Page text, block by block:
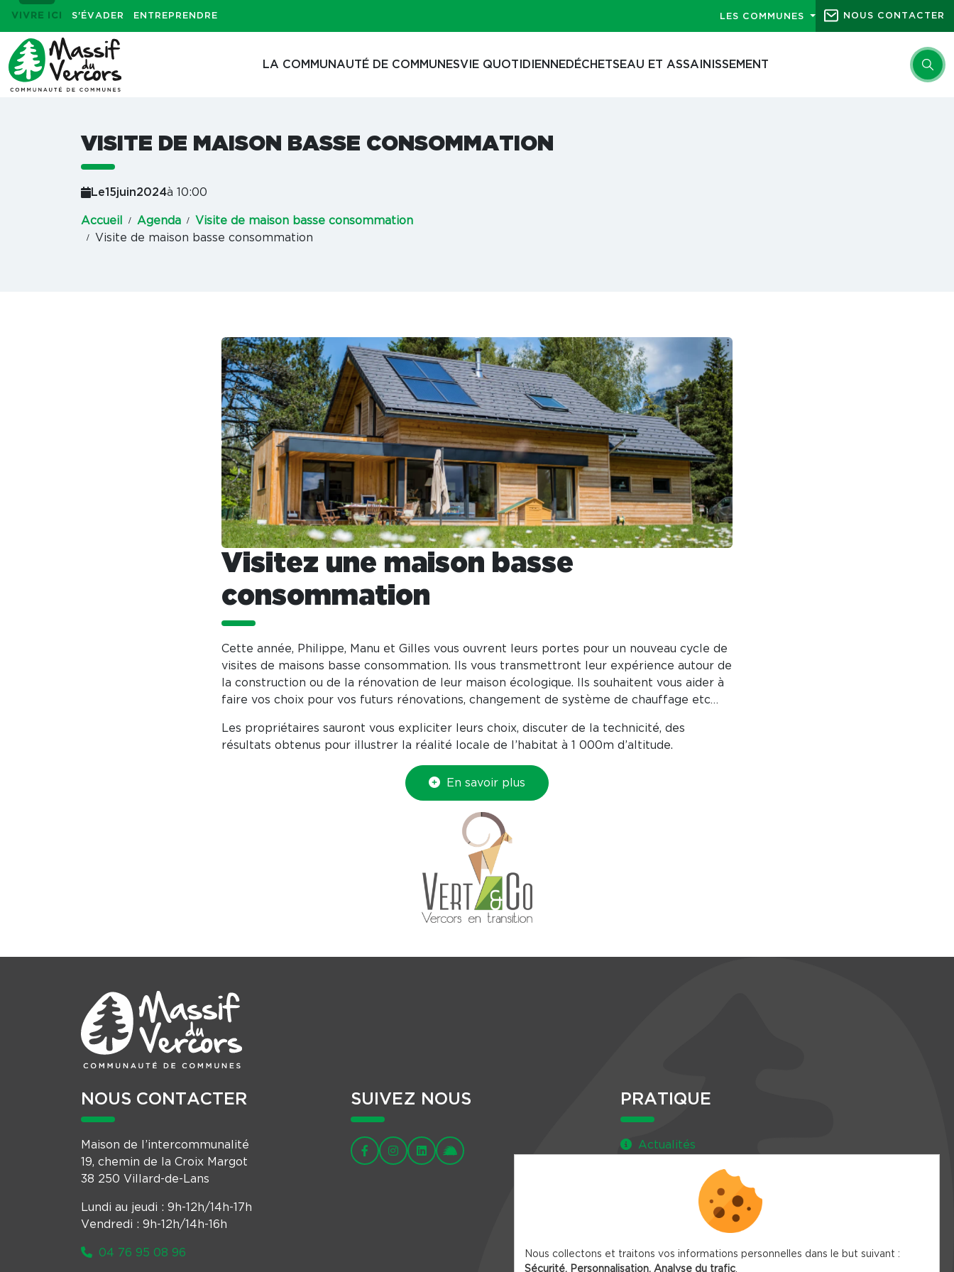
VIVRE ICI S'ÉVADER ENTREPRENDRE LES COMMUNES NOUS CONTACTER
LA COMMUNAUTÉ DE COMMUNESVIE QUOTIDIENNEDÉCHETS EAU ET ASSAINISSEMENT
VISITE DE MAISON BASSE CONSOMMATION
Le15juin2024à 10:00
Accueil Agenda
Visite de maison basse consommation
Visite de maison basse consommation
Visitez une maison basse
consommation
Cette année, Philippe, Manu et Gilles vous ouvrent leurs portes pour un nouveau cycle de
visites de maisons basse consommation. Ils vous transmettront leur expérience autour de
la construction ou de la rénovation de leur maison écologique. Ils souhaitent vous aider à
faire vos choix pour vos futurs rénovations, changement de système de chauffage etc…
Les propriétaires sauront vous expliciter leurs choix, discuter de la technicité, des
résultats obtenus pour illustrer la réalité locale de l’habitat à 1 000m d’altitude.
En savoir plus
NOUS CONTACTER
Maison de l’intercommunalité
19, chemin de la Croix Margot
38 250 Villard-de-Lans
Lundi au jeudi : 9h-12h/14h-17h
Vendredi : 9h-12h/14h-16h
04 76 95 08 96
SUIVEZ NOUS PRATIQUE
Actualités
Newsletter
Nous collectons et traitons vos informations personnelles dans le but suivant :
Sécurité, Personnalisation, Analyse du trafic.